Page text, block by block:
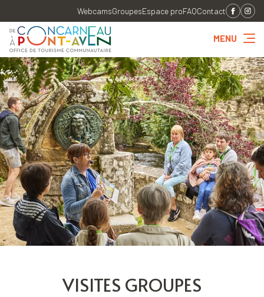
WebcamsGroupesEspace proFAQContact
MENU
VISITES GROUPES